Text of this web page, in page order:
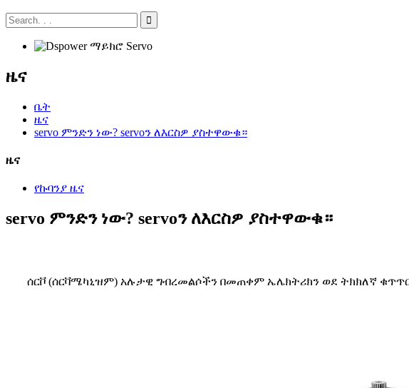
ዜና
ቤት
ዜና
servo ምንድን ነው? servoን ለእርስዎ ያስተዋውቁ።
ዜና
የኩባንያ ዜና
servo ምንድን ነው? servoን ለእርስዎ ያስተዋውቁ።
ሰርቮ (ሰርቫሜካኒዝም) አሉታዊ ግብረመልሶችን በመጠቀም ኤሌክትሪክን ወደ ትክክለኛ